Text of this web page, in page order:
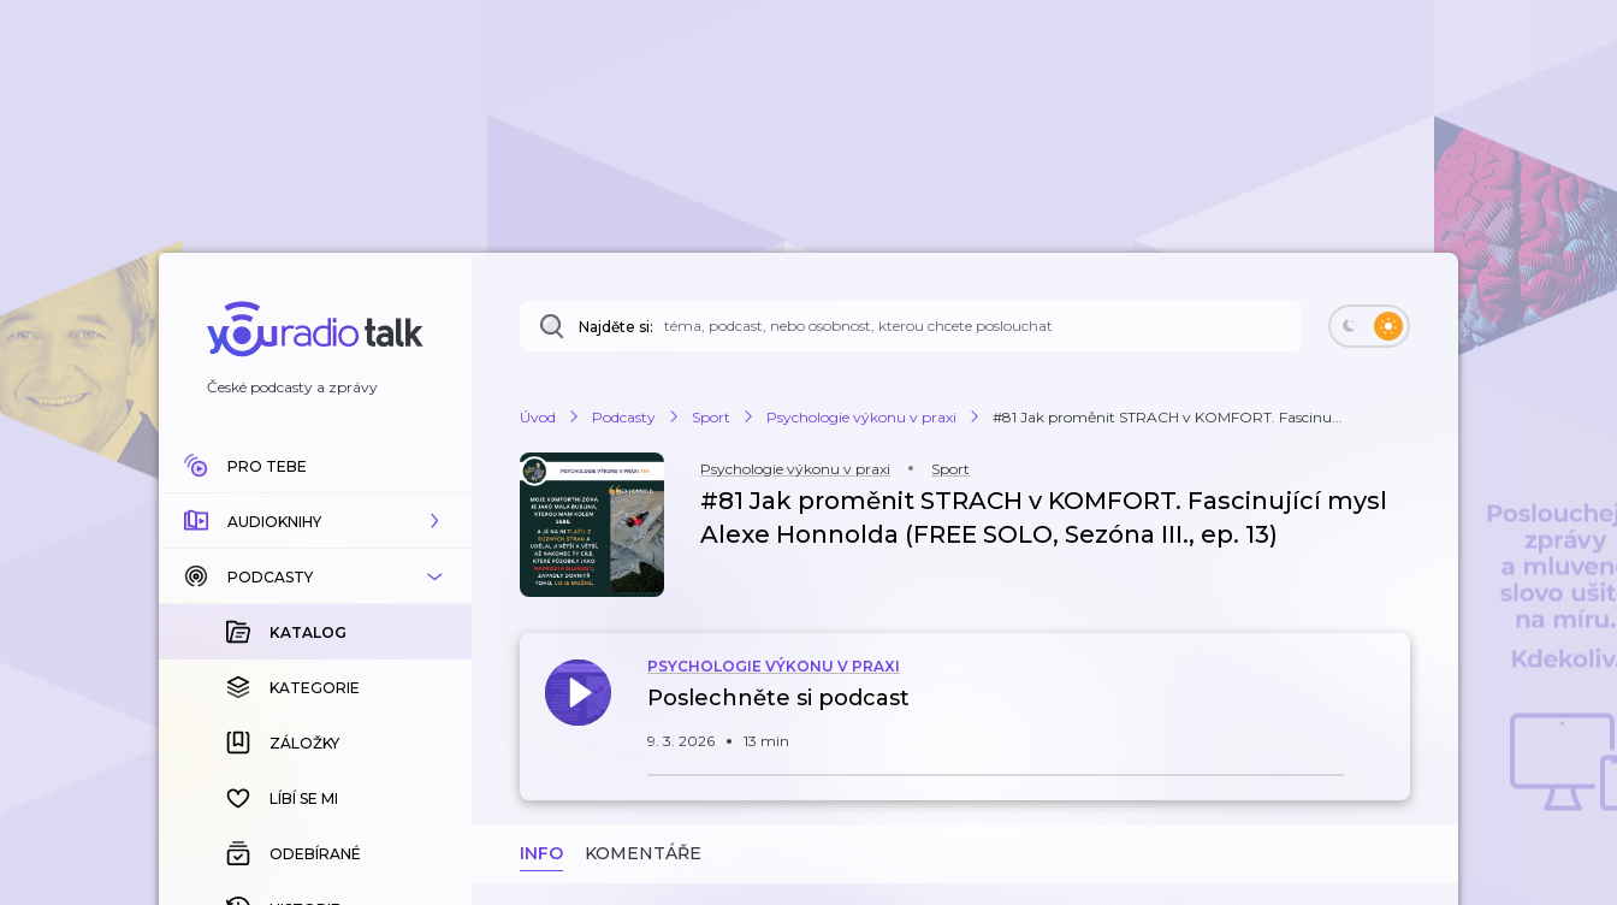
České podcasty a zprávy
PRO TEBE
AUDIOKNIHY
KATALOG
KOUPENÉ
KATEGORIE
ZÁLOŽKY
HISTORIE
PODCASTY
KATALOG
KATEGORIE
ZÁLOŽKY
LÍBÍ SE MI
ODEBÍRANÉ
Najděte si:
Úvod Podcasty Sport Psychologie výkonu v praxi #81 Jak proměnit STRACH v KOMFORT. Fascinu...
Psychologie výkonu v praxi Sport
#81 Jak proměnit STRACH v KOMFORT. Fascinující mysl
Alexe Honnolda (FREE SOLO, Sezóna III., ep. 13)
PSYCHOLOGIE VÝKONU V PRAXI
Poslechněte si podcast
9. 3. 2026 13 min
INFO KOMENTÁŘE